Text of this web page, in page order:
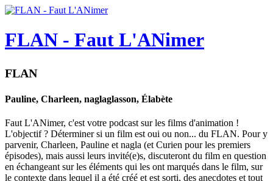
FLAN - Faut L'ANimer
FLAN
Pauline, Charleen, naglaglasson, Élabète
Faut L'ANimer, c'est votre podcast sur les films d'animation !
L'objectif ? Déterminer si un film est oui ou non... du FLAN. Pour y
parvenir, Charleen, Pauline et nagla (et Curien pour les premiers
épisodes), mais aussi leurs invité(e)s, discuteront du film en question
en échangeant sur les éléments qui les ont marqués dans le film, sur
le contexte dans lequel il a été créé et est sorti, des anecdotes et tout